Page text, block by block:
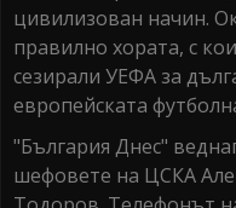
цивилизован начин.
правилно хората, с
сезирали УЕФА за
европейската
"България Днес"
шефовете на ЦСКА